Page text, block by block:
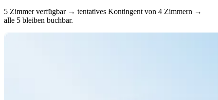
5 Zimmer verfügbar → tentatives Kontingent von 4 Zimmern →
alle 5 bleiben buchbar.